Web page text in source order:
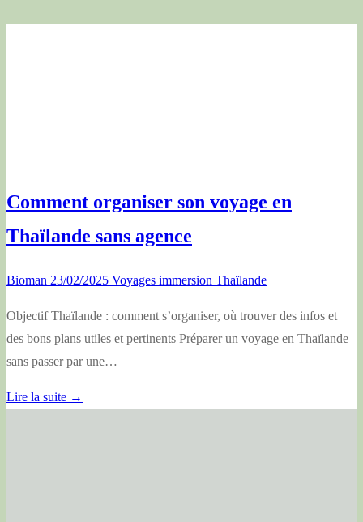
Comment organiser son voyage en
Thaïlande sans agence
Bioman 23/02/2025 Voyages immersion Thaïlande
Objectif Thaïlande : comment s’organiser, où trouver des infos et
des bons plans utiles et pertinents Préparer un voyage en Thaïlande
sans passer par une…
Lire la suite →